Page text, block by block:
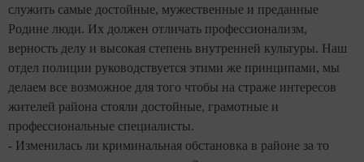
служить самые достойные, мужественные и преданные
Родине люди. Их должен отличать профессионализм,
верность делу и высокая степень внутренней культуры. Наш
отдел полиции руководствуется этими же принципами, мы
делаем все возможное для того чтобы на страже интересов
жителей района стояли достойные, грамотные и
профессиональные специалисты.
- Изменилась ли криминальная обстановка в районе за то